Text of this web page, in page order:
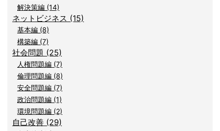
解決策編 (14)
ネットビジネス (15)
基本編 (8)
構築編 (7)
社会問題 (25)
人権問題編 (7)
倫理問題編 (8)
安全問題編 (7)
政治問題編 (1)
環境問題編 (2)
自己改善 (29)